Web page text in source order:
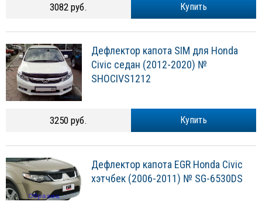
Купить
3082 руб.
Дефлектор капота SIM для Honda
Civic седан (2012-2020) №
SHOCIVS1212
Купить
3250 руб.
Дефлектор капота EGR Honda Civic
хэтчбек (2006-2011) № SG-6530DS